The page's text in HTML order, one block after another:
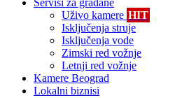
Servisi za građane
Uživo kamere HIT
Isključenja struje
Isključenja vode
Zimski red vožnje
Letnji red vožnje
Kamere Beograd
Lokalni biznisi